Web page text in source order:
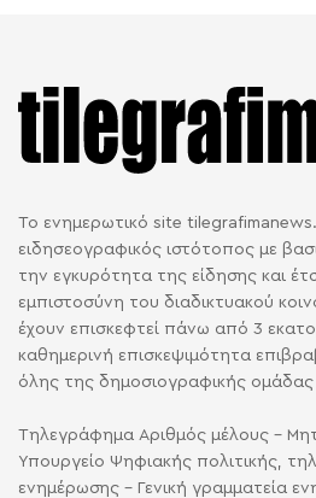
Το ενημερωτικό site
ειδησεογραφικός ιστότοπος με
την εγκυρότητα της είδησης και
εμπιστοσύνη του διαδικτυακού
έχουν επισκεφτεί πάνω από 3
καθημερινή επισκεψιμότητα
όλης της δημοσιογραφικής ομάδας
Τηλεγράφημα Αριθμός μέλους -
Υπουργείο Ψηφιακής πολιτικής,
ενημέρωσης - Γενική γραμματεία